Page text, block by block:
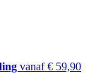
vanaf € 59,90